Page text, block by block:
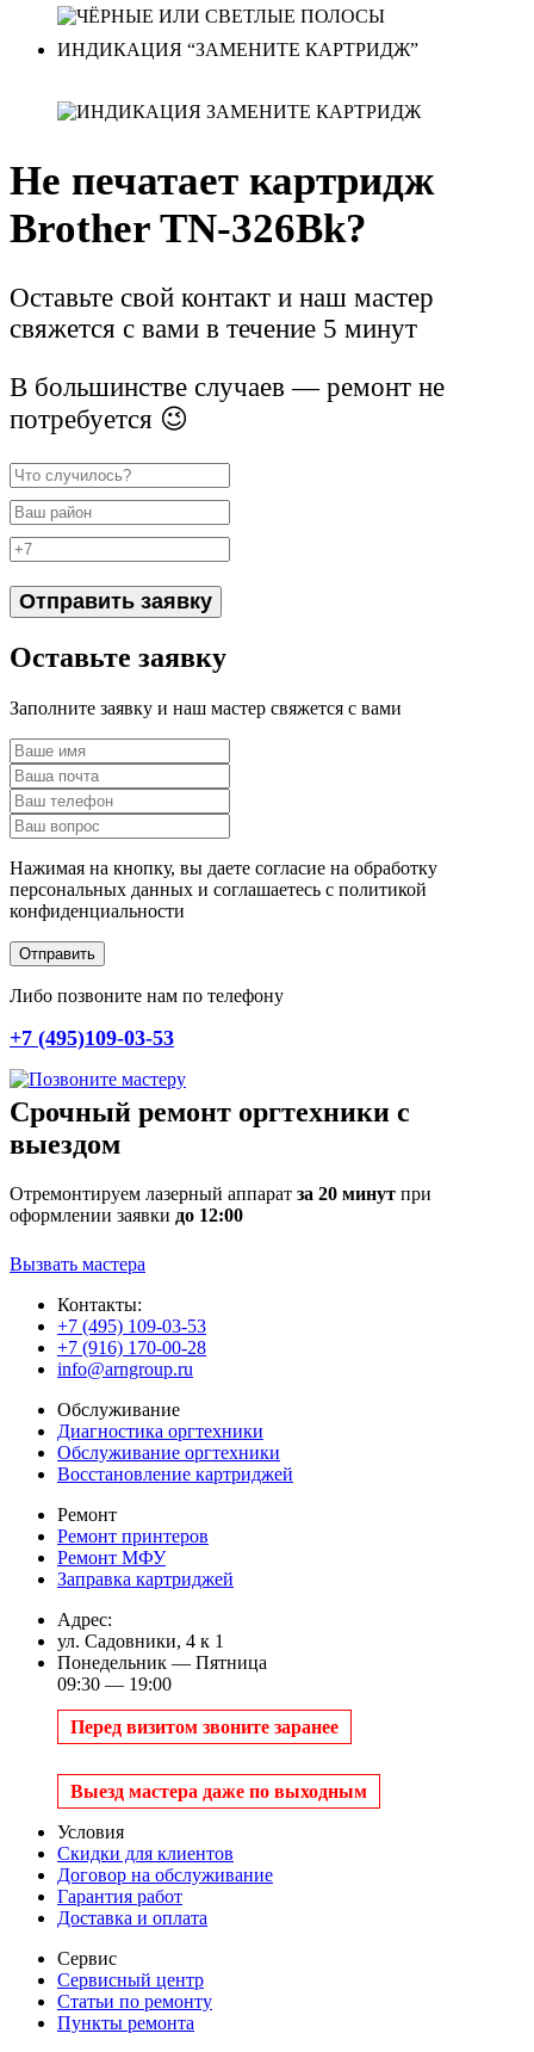
ИНДИКАЦИЯ “ЗАМЕНИТЕ КАРТРИДЖ”
Не печатает картридж
Brother TN-326Bk?
Оставьте свой контакт и наш мастер
свяжется с вами в течение 5 минут
В большинстве случаев — ремонт не
потребуется 😉
Отправить заявку
Оставьте заявку
Заполните заявку и наш мастер свяжется с вами
Нажимая на кнопку, вы даете согласие на обработку
персональных данных и соглашаетесь c политикой
конфиденциальности
Отправить
Либо позвоните нам по телефону
+7 (495)109-03-53
Срочный ремонт оргтехники с
выездом
Отремонтируем лазерный аппарат за 20 минут при
оформлении заявки до 12:00
Вызвать мастера
Контакты:
+7 (495) 109-03-53
+7 (916) 170-00-28
info@arngroup.ru
Обслуживание
Диагностика оргтехники
Обслуживание оргтехники
Восстановление картриджей
Ремонт
Ремонт принтеров
Ремонт МФУ
Заправка картриджей
Адрес:
ул. Садовники, 4 к 1
Понедельник — Пятница
09:30 — 19:00
Перед визитом звоните заранее
Выезд мастера даже по выходным
Условия
Скидки для клиентов
Договор на обслуживание
Гарантия работ
Доставка и оплата
Сервис
Сервисный центр
Статьи по ремонту
Пункты ремонта